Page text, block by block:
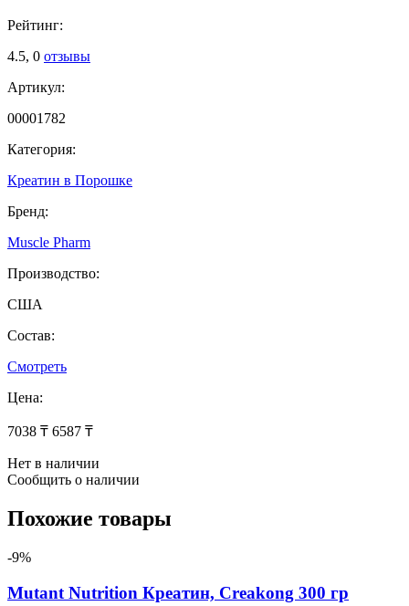
Рейтинг:
4.5, 0 отзывы
Артикул:
00001782
Категория:
Креатин в Порошке
Бренд:
Muscle Pharm
Производство:
США
Состав:
Смотреть
Цена:
7038 ₸ 6587 ₸
Нет в наличии
Сообщить о наличии
Похожие товары
-9%
Mutant Nutrition Креатин, Creakong 300 гр